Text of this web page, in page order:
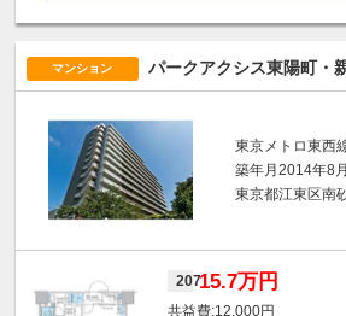
マンション パークアクシス東陽町・
東京メトロ東西
築年月2014年8
東京都江東区南
20715.7万円
12,000円